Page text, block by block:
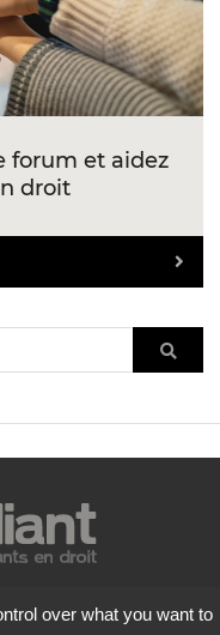
forum et aidez
droit
over what you want to